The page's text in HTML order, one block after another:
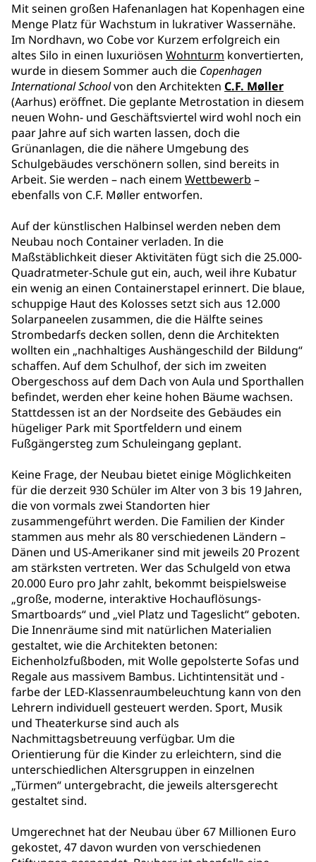
Mit seinen großen Hafenanlagen hat Kopenhagen eine
Menge Platz für Wachstum in lukrativer Wassernähe.
Im Nordhavn, wo Cobe vor Kurzem erfolgreich ein
altes Silo in einen luxuriösen Wohnturm konvertierten,
wurde in diesem Sommer auch die Copenhagen
International Schoolvon den Architekten C.F. Møller
(Aarhus) eröffnet. Die geplante Metrostation in diesem
neuen Wohn- und Geschäftsviertel wird wohl noch ein
paar Jahre auf sich warten lassen, doch die
Grünanlagen, die die nähere Umgebung des
Schulgebäudes verschönern sollen, sind bereits in
Arbeit. Sie werden – nach einem Wettbewerb –
ebenfalls von C.F. Møller entworfen.
Auf der künstlischen Halbinsel werden neben dem
Neubau noch Container verladen. In die
Maßstäblichkeit dieser Aktivitäten fügt sich die 25.000-
Quadratmeter-Schule gut ein, auch, weil ihre Kubatur
ein wenig an einen Containerstapel erinnert. Die blaue,
schuppige Haut des Kolosses setzt sich aus 12.000
Solarpaneelen zusammen, die die Hälfte seines
Strombedarfs decken sollen, denn die Architekten
wollten ein „nachhaltiges Aushängeschild der Bildung“
schaffen. Auf dem Schulhof, der sich im zweiten
Obergeschoss auf dem Dach von Aula und Sporthallen
befindet, werden eher keine hohen Bäume wachsen.
Stattdessen ist an der Nordseite des Gebäudes ein
hügeliger Park mit Sportfeldern und einem
Fußgängersteg zum Schuleingang geplant.
Keine Frage, der Neubau bietet einige Möglichkeiten
für die derzeit 930 Schüler im Alter von 3 bis 19 Jahren,
die von vormals zwei Standorten hier
zusammengeführt werden. Die Familien der Kinder
stammen aus mehr als 80 verschiedenen Ländern –
Dänen und US-Amerikaner sind mit jeweils 20 Prozent
am stärksten vertreten. Wer das Schulgeld von etwa
20.000 Euro pro Jahr zahlt, bekommt beispielsweise
„große, moderne, interaktive Hochauflösungs-
Smartboards“ und „viel Platz und Tageslicht“ geboten.
Die Innenräume sind mit natürlichen Materialien
gestaltet, wie die Architekten betonen:
Eichenholzfußboden, mit Wolle gepolsterte Sofas und
Regale aus massivem Bambus. Lichtintensität und -
farbe der LED-Klassenraumbeleuchtung kann von den
Lehrern individuell gesteuert werden. Sport, Musik
und Theaterkurse sind auch als
Nachmittagsbetreuung verfügbar. Um die
Orientierung für die Kinder zu erleichtern, sind die
unterschiedlichen Altersgruppen in einzelnen
„Türmen“ untergebracht, die jeweils altersgerecht
gestaltet sind.
Umgerechnet hat der Neubau über 67 Millionen Euro
gekostet, 47 davon wurden von verschiedenen